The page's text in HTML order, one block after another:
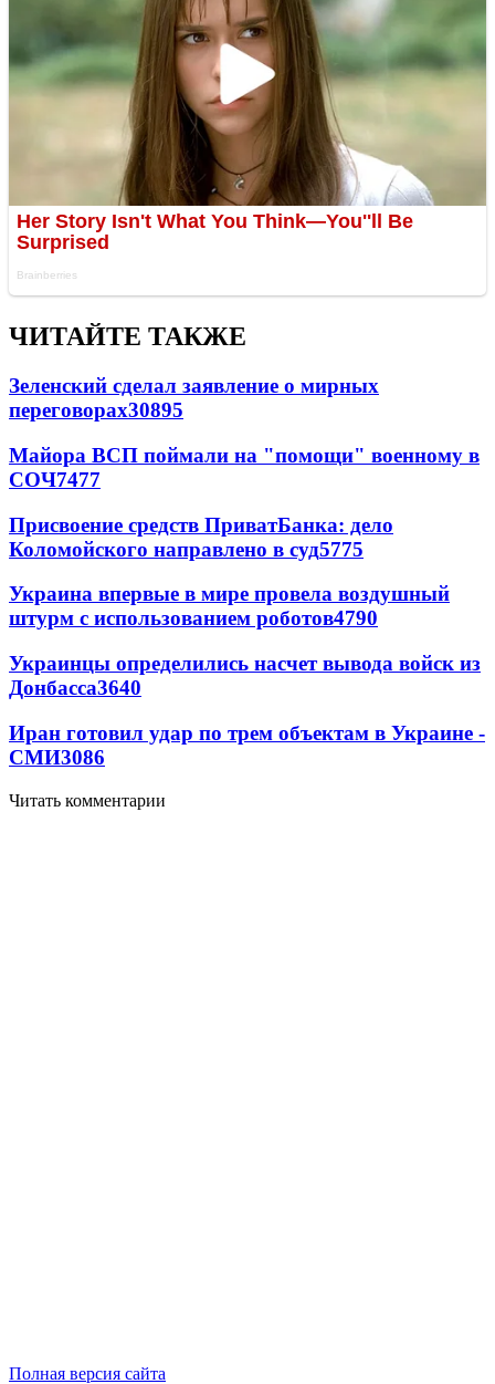
ЧИТАЙТЕ ТАКЖЕ
Зеленский сделал заявление о мирных
переговорах30895
Майора ВСП поймали на "помощи" военному в
СОЧ7477
Присвоение средств ПриватБанка: дело
Коломойского направлено в суд5775
Украина впервые в мире провела воздушный
штурм с использованием роботов4790
Украинцы определились насчет вывода войск из
Донбасса3640
Иран готовил удар по трем объектам в Украине -
СМИ3086
Читать комментарии
Полная версия сайта